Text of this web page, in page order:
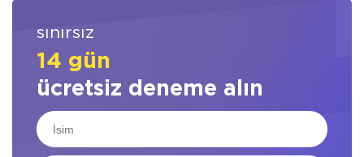
sınırsız
14 gün
ücretsiz deneme alın